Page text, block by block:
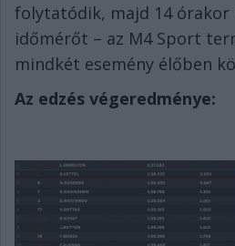
folytatódik, majd 14 órakor
időmérőt – az M4 Sport
mindkét esemény élőben
Az edzés végeredménye: